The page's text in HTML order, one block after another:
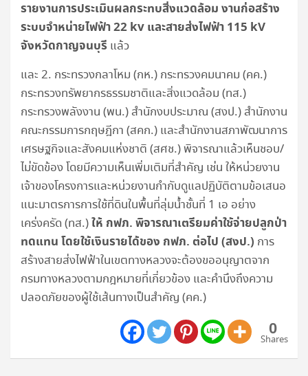
รายงานการประเมินผลกระทบสิ่งแวดล้อม งานก่อสร้าง
ระบบจำหน่ายไฟฟ้า 22 kv และสายส่งไฟฟ้า 115 kV
จังหวัดกาญจนบุรี แล้ว
และ 2. กระทรวงกลาโหม (กห.) กระทรวงคมนาคม (คค.)
กระทรวงทรัพยากรธรรมชาติและสิ่งแวดล้อม (ทส.)
กระทรวงพลังงาน (พน.) สำนักงบประมาณ (สงป.) สำนักงาน
คณะกรรมการกฤษฎีกา (สคก.) และสำนักงานสภาพัฒนาการ
เศรษฐกิจและสังคมแห่งชาติ (สศช.) พิจารณาแล้วเห็นชอบ/
ไม่ขัดข้อง โดยมีความเห็นเพิ่มเติมที่สำคัญ เช่น ให้หน่วยงาน
เจ้าของโครงการและหน่วยงานกำกับดูแลปฏิบัติตามข้อเสนอ
แนะมาตรการการใช้ที่ดินในพื้นที่ลุ่มน้ำชั้นที่ 1 เอ อย่าง
เคร่งครัด (ทส.)ให้ กฟภ. พิจารณาเตรียมค่าใช้จ่ายปลูกป่า
ทดแทน โดยใช้เงินรายได้ของ กฟภ. ต่อไป (สงป.) การ
สร้างสายส่งไฟฟ้าในเขตทางหลวงจะต้องขออนุญาตจาก
กรมทางหลวงตามกฎหมายที่เกี่ยวข้อง และคำนึงถึงความ
ปลอดภัยของผู้ใช้เส้นทางเป็นสำคัญ (คค.)
0
Shares